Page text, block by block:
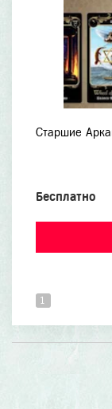
Старшие
Бесплатно
1